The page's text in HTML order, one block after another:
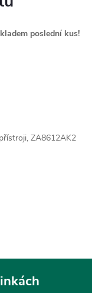
poslední kus!
ZA8612AK2